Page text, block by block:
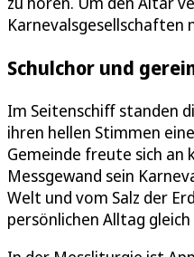
Karnevalsgesellschaften
Schulchor und
Im Seitenschiff standen
ihren hellen Stimmen
Gemeinde freute sich an
Messgewand sein
Welt und vom Salz der
persönlichen Alltag